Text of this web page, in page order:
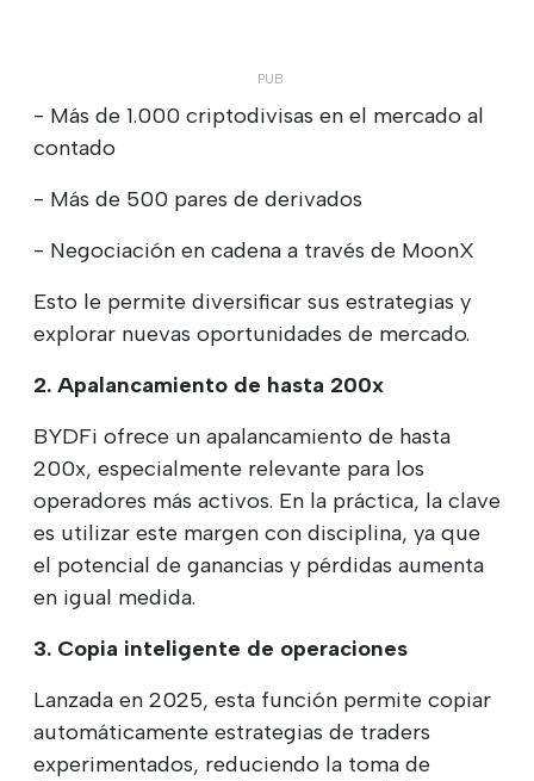
- Más de 1.000 criptodivisas en el mercado al
contado
- Más de 500 pares de derivados
- Negociación en cadena a través de MoonX
Esto le permite diversificar sus estrategias y
explorar nuevas oportunidades de mercado.
2. Apalancamiento de hasta 200x
BYDFi ofrece un apalancamiento de hasta
200x, especialmente relevante para los
operadores más activos. En la práctica, la clave
es utilizar este margen con disciplina, ya que
el potencial de ganancias y pérdidas aumenta
en igual medida.
3. Copia inteligente de operaciones
Lanzada en 2025, esta función permite copiar
automáticamente estrategias de traders
experimentados, reduciendo la toma de